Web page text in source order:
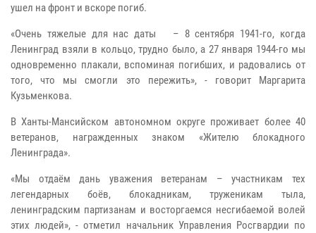
ушел на фронт и вскоре погиб.
«Очень тяжелые для нас даты – 8 сентября 1941-го, когда
Ленинград взяли в кольцо, трудно было, а 27 января 1944-го мы
одновременно плакали, вспоминая погибших, и радовались от
того, что мы смогли это пережить», - говорит Маргарита
Кузьменкова.
В Ханты-Мансийском автономном округе проживает более 40
ветеранов, награжденных знаком «Жителю блокадного
Ленинграда».
«Мы отдаём дань уважения ветеранам – участникам тех
легендарных боёв, блокадникам, труженикам тыла,
ленинградским партизанам и восторгаемся несгибаемой волей
этих людей», - отметил начальник Управления Росгвардии по